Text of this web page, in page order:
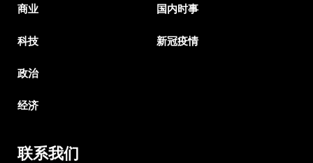
商业
科技
政治
经济
国内时事
新冠疫情
联系我们